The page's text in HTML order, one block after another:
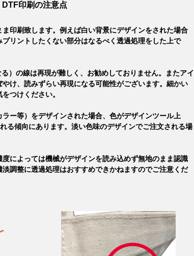
DTF印刷の注意点
ま印刷致します。例えば白い背景にデザインをされた場合
リントしたくない部分はなるべく透過処理をした上で
）の線は再現が難しく、お勧めしておりません。またアイ
け、読みずらい再現になる可能性がございます。細かい
つけください。
ー等）をデザインされた場合、色がデザインツール上
る傾向にあります。淡い色味のデザインでご注文される場
度によっては機械がデザインを読み込めず無地のまま認識
調整に透過処理はおすすめできかねますのでご注意くだ